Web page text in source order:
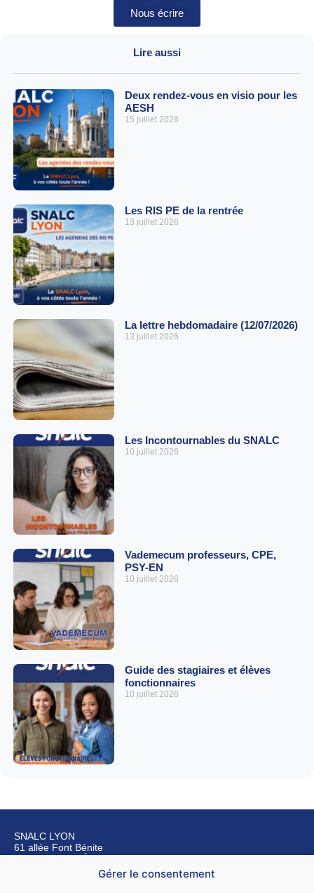
Gérer le consentement
Nous écrire
Lire aussi
Deux rendez-vous en visio pour les
AESH
15 juillet 2026
Les RIS PE de la rentrée
13 juillet 2026
La lettre hebdomadaire (12/07/2026)
13 juillet 2026
Les Incontournables du SNALC
10 juillet 2026
Vademecum professeurs, CPE,
PSY-EN
10 juillet 2026
Guide des stagiaires et élèves
fonctionnaires
10 juillet 2026
SNALC LYON
61 allée Font Bénite
42155 SAINT LÉGER SUR ROANNE